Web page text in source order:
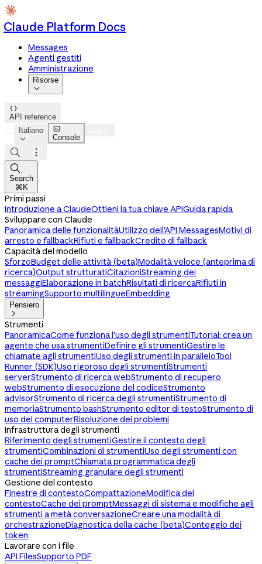
Claude Platform Docs
Messages
Agenti gestiti
Amministrazione
Risorse


API reference
Italiano


Console



Search
⌘K
Primi passi
Introduzione a ClaudeOttieni la tua chiave APIGuida rapida
Sviluppare con Claude
Panoramica delle funzionalitàUtilizzo dell'API MessagesMotivi di
arresto e fallbackRifiuti e fallbackCredito di fallback
Capacità del modello
SforzoBudget delle attività (beta)Modalità veloce (anteprima di
ricerca)Output strutturatiCitazioniStreaming dei
messaggiElaborazione in batchRisultati di ricercaRifiuti in
streamingSupporto multilingueEmbedding
Pensiero

Strumenti
PanoramicaCome funziona l'uso degli strumentiTutorial: crea un
agente che usa strumentiDefinire gli strumentiGestire le
chiamate agli strumentiUso degli strumenti in paralleloTool
Runner (SDK)Uso rigoroso degli strumentiStrumenti
serverStrumento di ricerca webStrumento di recupero
webStrumento di esecuzione del codiceStrumento
advisorStrumento di ricerca degli strumentiStrumento di
memoriaStrumento bashStrumento editor di testoStrumento di
uso del computerRisoluzione dei problemi
Infrastruttura degli strumenti
Riferimento degli strumentiGestire il contesto degli
strumentiCombinazioni di strumentiUso degli strumenti con
cache dei promptChiamata programmatica degli
strumentiStreaming granulare degli strumenti
Gestione del contesto
Finestre di contestoCompattazioneModifica del
contestoCache dei promptMessaggi di sistema e modifiche agli
strumenti a metà conversazioneCreare una modalità di
orchestrazioneDiagnostica della cache (beta)Conteggio dei
token
Lavorare con i file
API FilesSupporto PDF